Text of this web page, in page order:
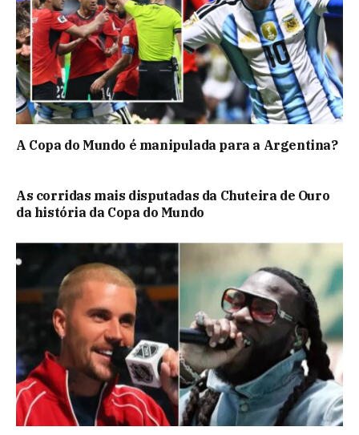
A Copa do Mundo é manipulada para a Argentina?
As corridas mais disputadas da Chuteira de Ouro
da história da Copa do Mundo